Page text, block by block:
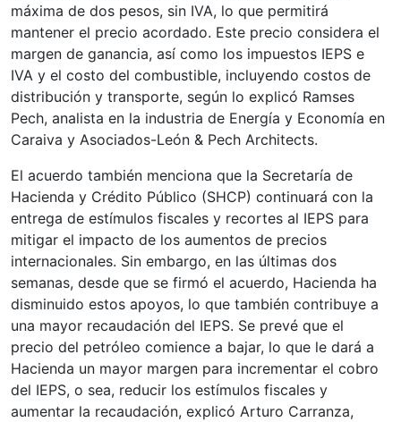
máxima de dos pesos, sin IVA, lo que permitirá
mantener el precio acordado. Este precio considera el
margen de ganancia, así como los impuestos IEPS e
IVA y el costo del combustible, incluyendo costos de
distribución y transporte, según lo explicó Ramses
Pech, analista en la industria de Energía y Economía en
Caraiva y Asociados-León & Pech Architects.
El acuerdo también menciona que la Secretaría de
Hacienda y Crédito Público (SHCP) continuará con la
entrega de estímulos fiscales y recortes al IEPS para
mitigar el impacto de los aumentos de precios
internacionales. Sin embargo, en las últimas dos
semanas, desde que se firmó el acuerdo, Hacienda ha
disminuido estos apoyos, lo que también contribuye a
una mayor recaudación del IEPS. Se prevé que el
precio del petróleo comience a bajar, lo que le dará a
Hacienda un mayor margen para incrementar el cobro
del IEPS, o sea, reducir los estímulos fiscales y
aumentar la recaudación, explicó Arturo Carranza,